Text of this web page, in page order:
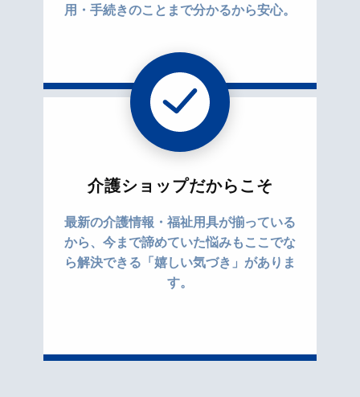
用・手続きのことまで分かるから安心。
介護ショップだからこそ
最新の介護情報・福祉用具が揃っている
から、今まで諦めていた悩みもここでな
ら解決できる「嬉しい気づき」がありま
す。